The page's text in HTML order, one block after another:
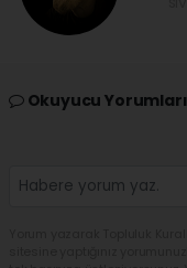
Okuyucu Yorumları